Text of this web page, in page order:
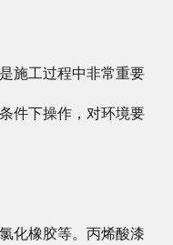
施工过程中非常重要
件下操作，对环境要
化橡胶等。丙烯酸漆